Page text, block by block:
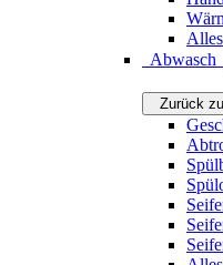
Pflege &
Zurück
Alles
Alles zu
Das